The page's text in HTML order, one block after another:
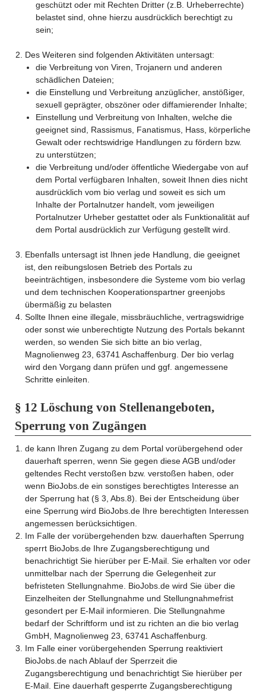
geschützt oder mit Rechten Dritter (z.B. Urheberrechte)
belastet sind, ohne hierzu ausdrücklich berechtigt zu
sein;
Des Weiteren sind folgenden Aktivitäten untersagt:
die Verbreitung von Viren, Trojanern und anderen
schädlichen Dateien;
die Einstellung und Verbreitung anzüglicher, anstößiger,
sexuell geprägter, obszöner oder diffamierender Inhalte;
Einstellung und Verbreitung von Inhalten, welche die
geeignet sind, Rassismus, Fanatismus, Hass, körperliche
Gewalt oder rechtswidrige Handlungen zu fördern bzw.
zu unterstützen;
die Verbreitung und/oder öffentliche Wiedergabe von auf
dem Portal verfügbaren Inhalten, soweit Ihnen dies nicht
ausdrücklich vom bio verlag und soweit es sich um
Inhalte der Portalnutzer handelt, vom jeweiligen
Portalnutzer Urheber gestattet oder als Funktionalität auf
dem Portal ausdrücklich zur Verfügung gestellt wird.
Ebenfalls untersagt ist Ihnen jede Handlung, die geeignet
ist, den reibungslosen Betrieb des Portals zu
beeinträchtigen, insbesondere die Systeme vom bio verlag
und dem technischen Kooperationspartner greenjobs
übermäßig zu belasten
Sollte Ihnen eine illegale, missbräuchliche, vertragswidrige
oder sonst wie unberechtigte Nutzung des Portals bekannt
werden, so wenden Sie sich bitte an bio verlag,
Magnolienweg 23, 63741 Aschaffenburg. Der bio verlag
wird den Vorgang dann prüfen und ggf. angemessene
Schritte einleiten.
§ 12 Löschung von Stellenangeboten,
Sperrung von Zugängen
de kann Ihren Zugang zu dem Portal vorübergehend oder
dauerhaft sperren, wenn Sie gegen diese AGB und/oder
geltendes Recht verstoßen bzw. verstoßen haben, oder
wenn BioJobs.de ein sonstiges berechtigtes Interesse an
der Sperrung hat (§ 3, Abs.8). Bei der Entscheidung über
eine Sperrung wird BioJobs.de Ihre berechtigten Interessen
angemessen berücksichtigen.
Im Falle der vorübergehenden bzw. dauerhaften Sperrung
sperrt BioJobs.de Ihre Zugangsberechtigung und
benachrichtigt Sie hierüber per E-Mail. Sie erhalten vor oder
unmittelbar nach der Sperrung die Gelegenheit zur
befristeten Stellungnahme. BioJobs.de wird Sie über die
Einzelheiten der Stellungnahme und Stellungnahmefrist
gesondert per E-Mail informieren. Die Stellungnahme
bedarf der Schriftform und ist zu richten an die bio verlag
GmbH, Magnolienweg 23, 63741 Aschaffenburg
Im Falle einer vorübergehenden Sperrung reaktiviert
BioJobs.de nach Ablauf der Sperrzeit die
Zugangsberechtigung und benachrichtigt Sie hierüber per
E-Mail. Eine dauerhaft gesperrte Zugangsberechtigung